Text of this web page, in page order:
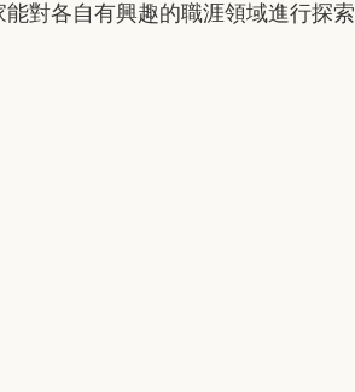
對各自有興趣的職涯領域進行探索